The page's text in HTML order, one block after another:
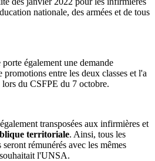
nationale, des armées et de tous
également une demande
entre les deux classes et l'a
du CSFPE du 7 octobre.
transposées aux infirmières et
territoriale. Ainsi, tous les
rémunérés avec les mêmes
l'UNSA.